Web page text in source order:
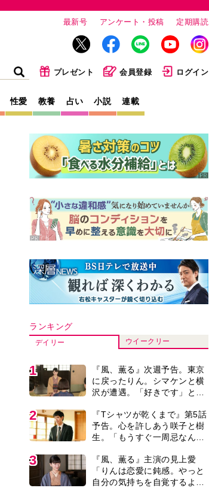
最新号 アンケート・投稿 定期購読
プレゼント 会員登録 ログイン
性愛 教養 占い 小説 連載
ランキング
デイリー ウイークリー
1
『風、薫る』次週予告。東京
に戻ったりん。シマケンと横
沢が遭遇。「好きです」と告
2
『Tシャツが乾くまで』第5話
予告。心を許しあう咲子と樹
生。「もうすぐ一周忌なんで
レあり＞
3
『風、薫る』主演の見上愛
「りんは恋愛に鈍感。やっと
自分の気持ちを自覚するよう